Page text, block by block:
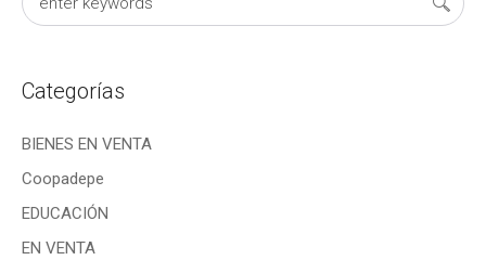
Categorías
BIENES EN VENTA
Coopadepe
EDUCACIÓN
EN VENTA